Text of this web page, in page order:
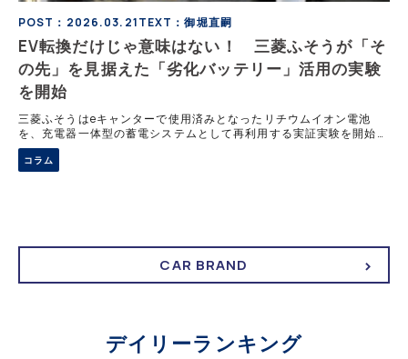
POST：2026.03.21TEXT：御堀直嗣
EV転換だけじゃ意味はない！ 三菱ふそうが「そ
の先」を見据えた「劣化バッテリー」活用の実験
を開始
三菱ふそうはeキャンターで使用済みとなったリチウムイオン電池
を、充電器一体型の蓄電システムとして再利用する実証実験を開始
し、2026年内の実用化を目指す。容量が残る電池を活用すること
で、トラック拠点での電力負荷を軽減し、再生可能エネルギーの利用
拡大にも貢献する狙いだ。
コラム
CAR BRAND
デイリーランキング